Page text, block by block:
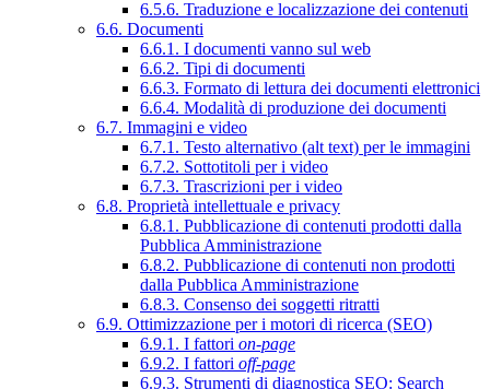
6.5.6. Traduzione e localizzazione dei contenuti
6.6. Documenti
6.6.1. I documenti vanno sul web
6.6.2. Tipi di documenti
6.6.3. Formato di lettura dei documenti elettronici
6.6.4. Modalità di produzione dei documenti
6.7. Immagini e video
6.7.1. Testo alternativo (alt text) per le immagini
6.7.2. Sottotitoli per i video
6.7.3. Trascrizioni per i video
6.8. Proprietà intellettuale e privacy
6.8.1. Pubblicazione di contenuti prodotti dalla
Pubblica Amministrazione
6.8.2. Pubblicazione di contenuti non prodotti
dalla Pubblica Amministrazione
6.8.3. Consenso dei soggetti ritratti
6.9. Ottimizzazione per i motori di ricerca (SEO)
6.9.1. I fattori on-page
6.9.2. I fattori off-page
6.9.3. Strumenti di diagnostica SEO: Search